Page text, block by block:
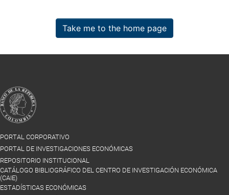
Take me to the home page
PORTAL CORPORATIVO
PORTAL DE INVESTIGACIONES ECONÓMICAS
REPOSITORIO INSTITUCIONAL
CATÁLOGO BIBLIOGRÁFICO DEL CENTRO DE INVESTIGACIÓN ECONÓMICA
(CAIE)
ESTADÍSTICAS ECONÓMICAS